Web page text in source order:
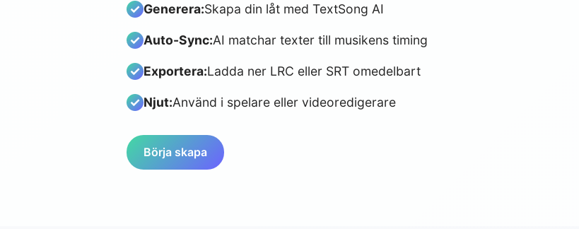
Generera:Skapa din låt med TextSong AI
Auto-Sync:AI matchar texter till musikens timing
Exportera:Ladda ner LRC eller SRT omedelbart
Njut:Använd i spelare eller videoredigerare
Börja skapa